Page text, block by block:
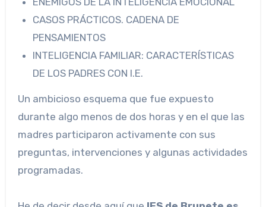
CASOS PRÁCTICOS. CADENA DE
PENSAMIENTOS
INTELIGENCIA FAMILIAR: CARACTERÍSTICAS
DE LOS PADRES CON I.E.
Un ambicioso esquema que fue expuesto
durante algo menos de dos horas y en el que las
madres participaron activamente con sus
preguntas, intervenciones y algunas actividades
programadas.